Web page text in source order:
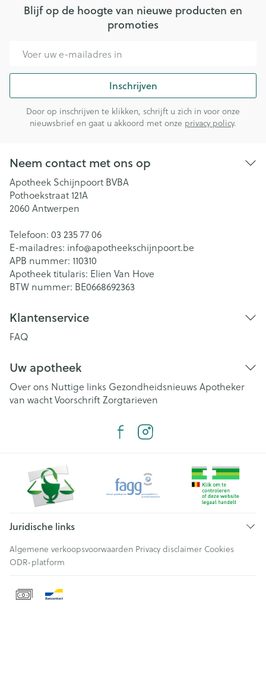
Blijf op de hoogte van nieuwe producten en
promoties
Inschrijven
Door op inschrijven te klikken, schrijft u zich in voor onze
nieuwsbrief en gaat u akkoord met onze privacy policy.
Neem contact met ons op
Apotheek Schijnpoort BVBA
Pothoekstraat 121A
2060 Antwerpen
Telefoon: 03 235 77 06
E-mailadres: info@apotheekschijnpoort.be
APB nummer: 110310
Apotheek titularis: Elien Van Hove
BTW nummer: BE0668692363
Klantenservice
FAQ
Uw apotheek
Over ons Nuttige links Gezondheidsnieuws Apotheker
van wachtVoorschriftZorgtarieven
Juridische links
Algemene verkoopsvoorwaarden Privacy disclaimer Cookies
ODR-platform